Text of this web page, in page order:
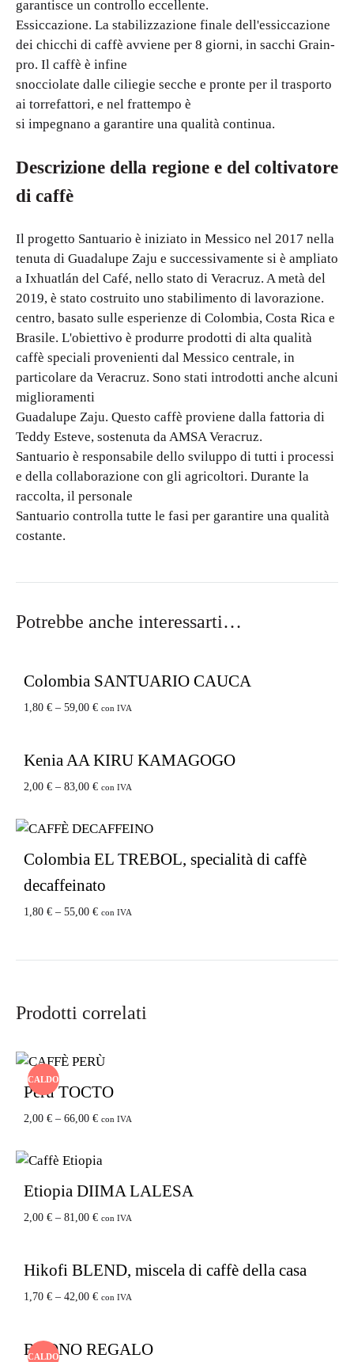
garantisce un controllo eccellente.
Essiccazione. La stabilizzazione finale dell'essiccazione
dei chicchi di caffè avviene per 8 giorni, in sacchi Grain-
pro. Il caffè è infine
snocciolate dalle ciliegie secche e pronte per il trasporto
ai torrefattori, e nel frattempo è
si impegnano a garantire una qualità continua.
Descrizione della regione e del coltivatore
di caffè
Il progetto Santuario è iniziato in Messico nel 2017 nella
tenuta di Guadalupe Zaju e successivamente si è ampliato
a Ixhuatlán del Café, nello stato di Veracruz. A metà del
2019, è stato costruito uno stabilimento di lavorazione.
centro, basato sulle esperienze di Colombia, Costa Rica e
Brasile. L'obiettivo è produrre prodotti di alta qualità
caffè speciali provenienti dal Messico centrale, in
particolare da Veracruz. Sono stati introdotti anche alcuni
miglioramenti
Guadalupe Zaju. Questo caffè proviene dalla fattoria di
Teddy Esteve, sostenuta da AMSA Veracruz.
Santuario è responsabile dello sviluppo di tutti i processi
e della collaborazione con gli agricoltori. Durante la
raccolta, il personale
Santuario controlla tutte le fasi per garantire una qualità
costante.
Potrebbe anche interessarti…
Colombia SANTUARIO CAUCA
1,80 € – 59,00 € con IVA
Kenia AA KIRU KAMAGOGO
2,00 € – 83,00 € con IVA
Colombia EL TREBOL, specialità di caffè
decaffeinato
1,80 € – 55,00 € con IVA
Prodotti correlati
CALDO
Perù TOCTO
2,00 € – 66,00 € con IVA
Etiopia DIIMA LALESA
2,00 € – 81,00 € con IVA
Hikofi BLEND, miscela di caffè della casa
1,70 € – 42,00 € con IVA
CALDO
BUONO REGALO